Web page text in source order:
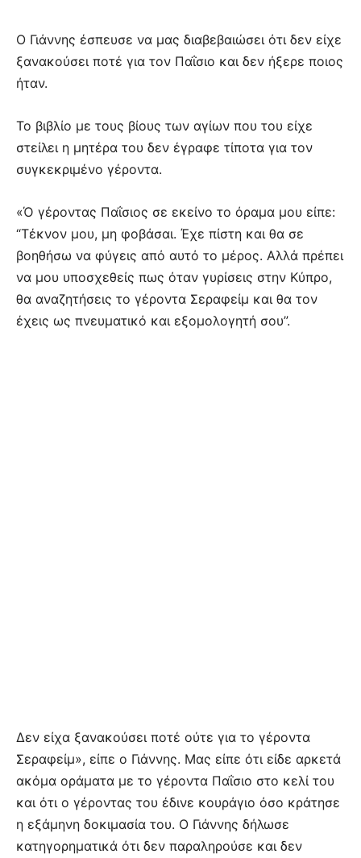
Ο Γιάννης έσπευσε να μας διαβεβαιώσει ότι δεν είχε
ξανακούσει ποτέ για τον Παΐσιο και δεν ήξερε ποιος
ήταν.
Το βιβλίο με τους βίους των αγίων που του είχε
στείλει η μητέρα του δεν έγραφε τίποτα για τον
συγκεκριμένο γέροντα.
«Ό γέροντας Παΐσιος σε εκείνο το όραμα μου είπε:
“Τέκνον μου, μη φοβάσαι. Έχε πίστη και θα σε
βοηθήσω να φύγεις από αυτό το μέρος. Αλλά πρέπει
να μου υποσχεθείς πως όταν γυρίσεις στην Κύπρο,
θα αναζητήσεις το γέροντα Σεραφείμ και θα τον
έχεις ως πνευματικό και εξομολογητή σου”.
Δεν είχα ξανακούσει ποτέ ούτε για το γέροντα
Σεραφείμ», είπε ο Γιάννης. Μας είπε ότι είδε αρκετά
ακόμα οράματα με το γέροντα Παΐσιο στο κελί του
και ότι ο γέροντας του έδινε κουράγιο όσο κράτησε
η εξάμηνη δοκιμασία του. Ο Γιάννης δήλωσε
κατηγορηματικά ότι δεν παραληρούσε και δεν